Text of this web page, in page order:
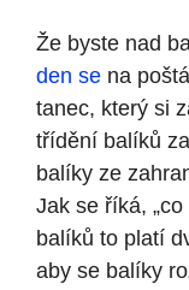
Že byste nad
den se na
tanec, který si
třídění balíků
balíky ze
Jak se říká,
balíků to platí
aby se balíky